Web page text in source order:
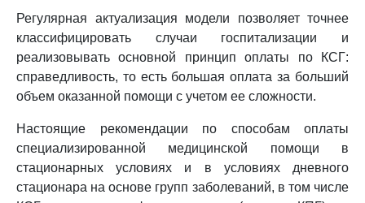
Регулярная актуализация модели позволяет точнее
классифицировать случаи госпитализации и
реализовывать основной принцип оплаты по КСГ:
справедливость, то есть большая оплата за больший
объем оказанной помощи с учетом ее сложности.
Настоящие рекомендации по способам оплаты
специализированной медицинской помощи в
стационарных условиях и в условиях дневного
стационара на основе групп заболеваний, в том числе